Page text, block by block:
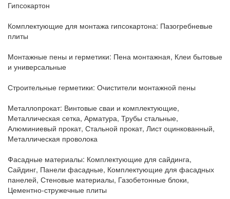
Гипсокартон
Комплектующие для монтажа гипсокартона: Пазогребневые
плиты
Монтажные пены и герметики: Пена монтажная, Клеи бытовые
и универсальные
Строительные герметики: Очистители монтажной пены
Металлопрокат: Винтовые сваи и комплектующие,
Металлическая сетка, Арматура, Трубы стальные,
Алюминиевый прокат, Стальной прокат, Лист оцинкованный,
Металлическая проволока
Фасадные материалы: Комплектующие для сайдинга,
Сайдинг, Панели фасадные, Комплектующие для фасадных
панелей, Стеновые материалы, Газобетонные блоки,
Цементно-стружечные плиты